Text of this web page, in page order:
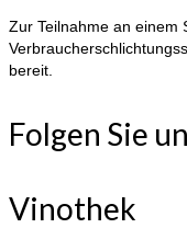
Zur Teilnahme an einem
bereit.
Folgen Sie
Vinothek